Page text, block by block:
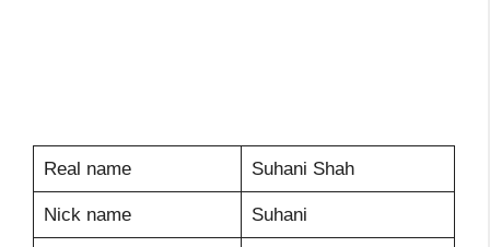
Real name Suhani Shah
Nick name Suhani